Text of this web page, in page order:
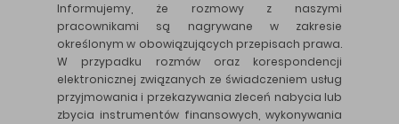
Informujemy, że rozmowy z naszymi
pracownikami są nagrywane w zakresie
określonym w obowiązujących przepisach prawa.
W przypadku rozmów oraz korespondencji
elektronicznej związanych ze świadczeniem usług
przyjmowania i przekazywania zleceń nabycia lub
zbycia instrumentów finansowych, wykonywania